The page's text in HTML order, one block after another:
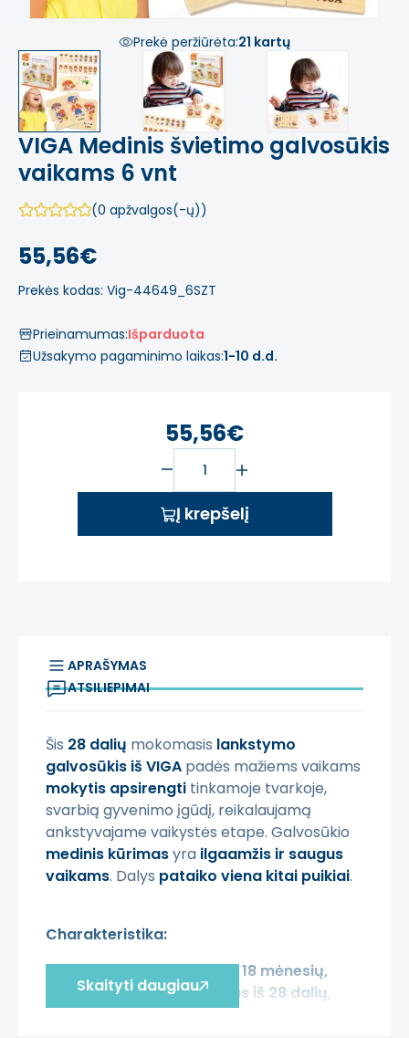
Prekė peržiūrėta:21 kartų
VIGA Medinis švietimo galvosūkis
vaikams 6 vnt
(0 apžvalgos(-ų))
55,56€
Prekės kodas: Vig-44649_6SZT
Prieinamumas:Išparduota
Užsakymo pagaminimo laikas:1-10 d.d.
55,56€
Į krepšelį
APRAŠYMAS
ATSILIEPIMAI
Šis 28 dalių mokomasis lankstymo
galvosūkis iš VIGA padės mažiems vaikams
mokytis apsirengti tinkamoje tvarkoje,
svarbią gyvenimo įgūdį, reikalaujamą
ankstyvajame vaikystės etape. Galvosūkio
medinis kūrimasyra ilgaamžis ir saugus
vaikams. Dalys pataiko viena kitai puikiai.
Charakteristika:
- žaislasvaikams virš 18 mėnesių,
- galvosūkissudarytas iš 28 dalių,
-kiekvienas galvosūkis vaizduoja vaiką
Skaityti daugiau